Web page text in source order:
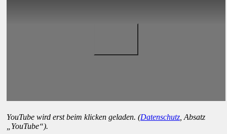
YouTube wird erst beim klicken geladen. (Datenschutz , Absatz
„YouTube“).